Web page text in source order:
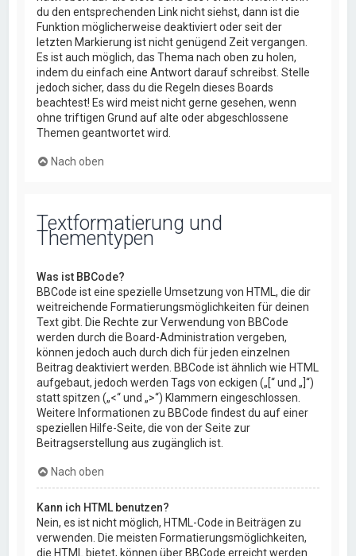
du den entsprechenden Link nicht siehst, dann ist die
Funktion möglicherweise deaktiviert oder seit der
letzten Markierung ist nicht genügend Zeit vergangen.
Es ist auch möglich, das Thema nach oben zu holen,
indem du einfach eine Antwort darauf schreibst. Stelle
jedoch sicher, dass du die Regeln dieses Boards
beachtest! Es wird meist nicht gerne gesehen, wenn
ohne triftigen Grund auf alte oder abgeschlossene
Themen geantwortet wird.
Nach oben
Textformatierung und
Thementypen
Was ist BBCode?
BBCode ist eine spezielle Umsetzung von HTML, die dir
weitreichende Formatierungsmöglichkeiten für deinen
Text gibt. Die Rechte zur Verwendung von BBCode
werden durch die Board-Administration vergeben,
können jedoch auch durch dich für jeden einzelnen
Beitrag deaktiviert werden. BBCode ist ähnlich wie HTML
aufgebaut, jedoch werden Tags von eckigen („[“ und „]“)
statt spitzen („<“ und „>“) Klammern eingeschlossen.
Weitere Informationen zu BBCode findest du auf einer
speziellen Hilfe-Seite, die von der Seite zur
Beitragserstellung aus zugänglich ist.
Nach oben
Kann ich HTML benutzen?
Nein, es ist nicht möglich, HTML-Code in Beiträgen zu
verwenden. Die meisten Formatierungsmöglichkeiten,
die HTML bietet, können über BBCode erreicht werden.